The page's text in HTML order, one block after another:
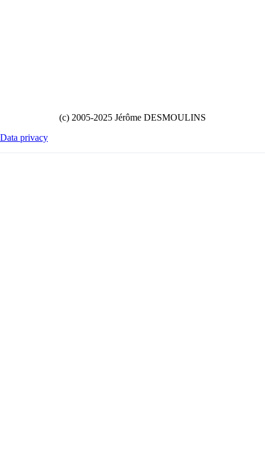
(c) 2005-2025 Jérôme DESMOULINS
Data privacy